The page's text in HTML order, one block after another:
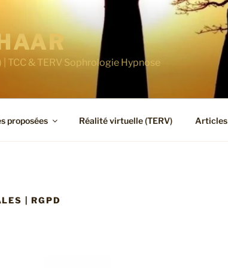
TCC & TERV Sophrologie Hypnose
proposées Réalité virtuelle (TERV) Articles
| RGPD